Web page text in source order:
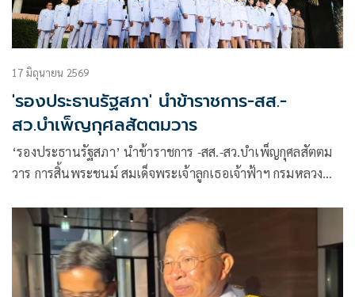
17 มิถุนายน 2569
'รองประธานรัฐสภา' นำข้าราชการ-สส.-
สว.บำเพ็ญกุศลสัตตมวาร
‘รองประธานรัฐสภา’ นำข้าราชการ -สส.-สว.บำเพ็ญกุศลสัตตม
วาร การสิ้นพระชนม์ สมเด็จพระเจ้าลูกเธอเจ้าฟ้าฯ กรมหลวง